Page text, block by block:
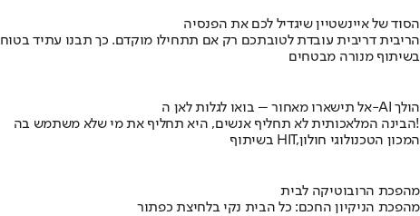
הסוד של איינשטיין שיגדיל לכם את הפנסיה
הריבית דריבית עובדת לטובתכם רק אם תתחילו מוקדם. כך תבנו עתיד בטוח
בשיתוף מנורה מבטחים
אל תישארו מאחור – בואו לגלות לאן ה-AI הולך
הבינה המלאכותית לא תחליף אנשים, היא תחליף את מי שלא משתמש בה!
בשיתוף HIT,המכון הטכנולוגי חולון
מהפכת הרובוטיקה לבית
מהפכת הניקיון החכם: כל הבית נקי בלחיצת כפתור